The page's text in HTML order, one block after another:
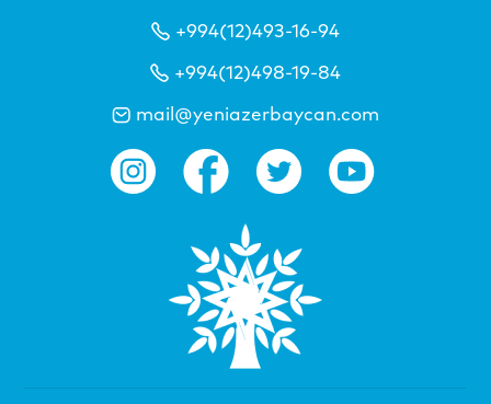
+994(12)493-16-94
+994(12)498-19-84
mail@yeniazerbaycan.com